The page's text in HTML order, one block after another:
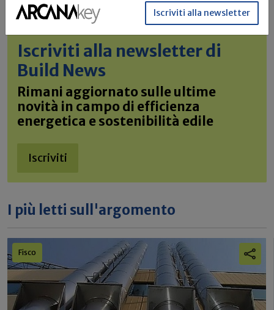
Iscriviti alla newsletter di
Build News
Rimani aggiornato sulle ultime
novità in campo di efficienza
energetica e sostenibilità edile
Iscriviti
I più letti sull'argomento
Fisco
Iscriviti alla newsletter